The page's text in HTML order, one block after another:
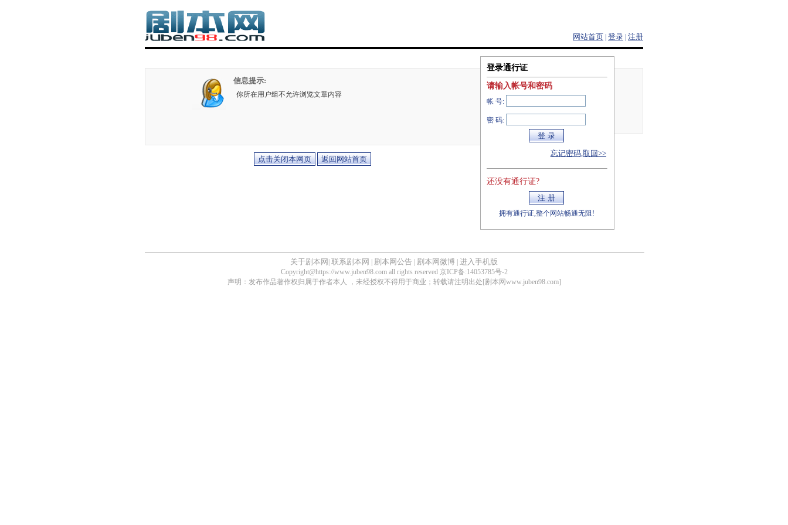
网站首页 登录 注册
信息提示:
你所在用户组不允许浏览文章内容
登录通行证
请输入帐号和密码
帐 号:
密 码:
忘记密码,取回>>
还没有通行证?
拥有通行证,整个网站畅通无阻!
关于剧本网 联系剧本网 剧本网公告 剧本网微博 进入手机版
Copyright@https://www.juben98.com all rights reserved 京ICP备:14053785号-2
声明：发布作品著作权归属于作者本人 ，未经授权不得用于商业；转载请注明出处[剧本网www.juben98.com]